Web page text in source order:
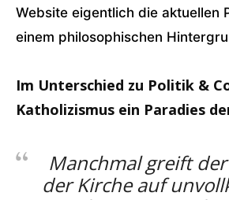
Website eigentlich die aktuellen
einem philosophischen
Im Unterschied zu Politik &
Katholizismus ein Paradies
Manchmal greift
der Kirche auf